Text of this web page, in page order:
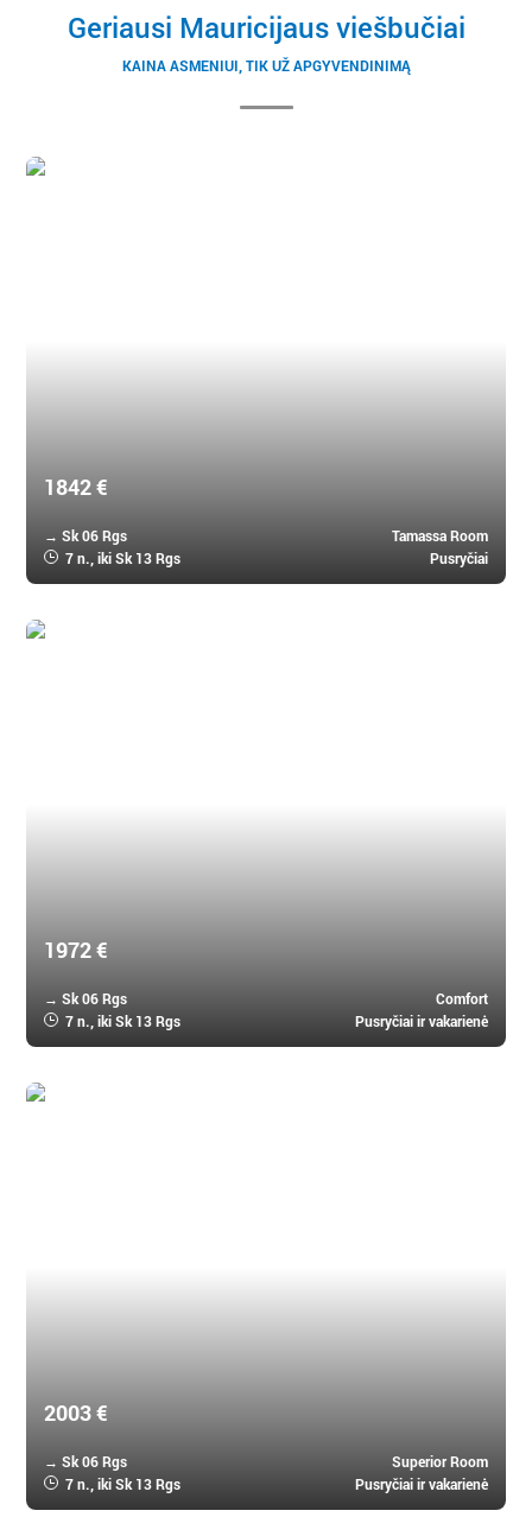
Geriausi Mauricijaus viešbučiai
KAINA ASMENIUI, TIK UŽ APGYVENDINIMĄ
1842 €
→ Sk 06 Rgs
Tamassa Room
7 n. , iki Sk 13 Rgs Pusryčiai
1972 €
→ Sk 06 Rgs
Comfort
7 n. , iki Sk 13 Rgs Pusryčiai ir vakarienė
2003 €
→ Sk 06 Rgs
Superior Room
7 n. , iki Sk 13 Rgs Pusryčiai ir vakarienė